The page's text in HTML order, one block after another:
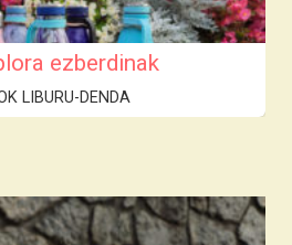
ezberdinak
LIBURU-DENDA